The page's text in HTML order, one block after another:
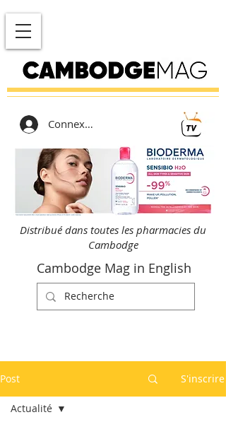
Connexion
Distribué dans toutes les pharmacies du
Cambodge
Cambodge Mag in English
Post S'inscrire
Actualité